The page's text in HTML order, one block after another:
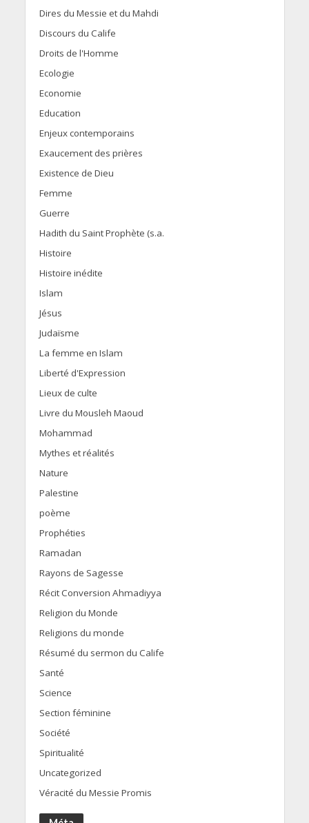
Dires du Messie et du Mahdi
Discours du Calife
Droits de l'Homme
Ecologie
Economie
Education
Enjeux contemporains
Exaucement des prières
Existence de Dieu
Femme
Guerre
Hadith du Saint Prophète (s.a.
Histoire
Histoire inédite
Islam
Jésus
Judaïsme
La femme en Islam
Liberté d'Expression
Lieux de culte
Livre du Mousleh Maoud
Mohammad
Mythes et réalités
Nature
Palestine
poème
Prophéties
Ramadan
Rayons de Sagesse
Récit Conversion Ahmadiyya
Religion du Monde
Religions du monde
Résumé du sermon du Calife
Santé
Science
Section féminine
Société
Spiritualité
Uncategorized
Véracité du Messie Promis